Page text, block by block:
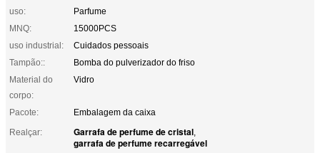
uso:
Parfume
MNQ:
15000PCS
uso industrial:
Cuidados pessoais
Tampão::
Bomba do pulverizador do friso
Material do
corpo:
Vidro
Pacote:
Embalagem da caixa
Realçar:
Garrafa de perfume de cristal,
garrafa de perfume recarregável